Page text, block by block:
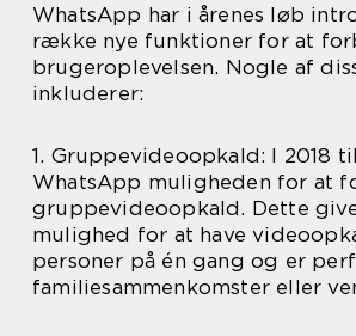
WhatsApp har i årenes løb
række nye funktioner for at
brugeroplevelsen. Nogle af
inkluderer:
1. Gruppevideoopkald: I 2018
WhatsApp muligheden for at
gruppevideoopkald. Dette
mulighed for at have
personer på én gang og er
familiesammenkomster eller